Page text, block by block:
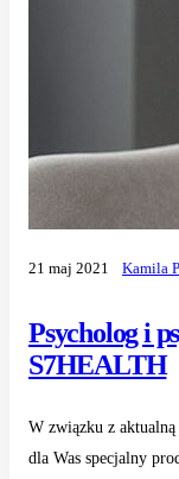
Psycholog i
S7HEALTH
21 maj 2021 Kamila
W związku z
dla Was specjalny